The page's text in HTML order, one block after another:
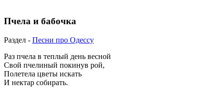
Пчела и бабочка
Раздел - Песни про Одессу
Раз пчела в теплый день весной
Свой пчелиный покинув рой,
Полетела цветы искать
И нектар собирать.